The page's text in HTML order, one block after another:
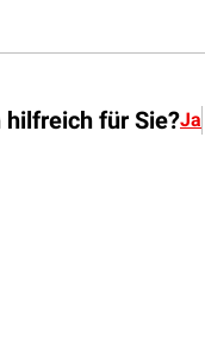
für Sie?Ja